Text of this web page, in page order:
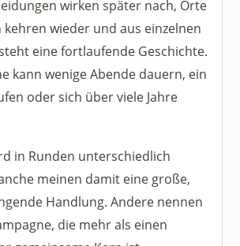
wirken später nach, Orte
wieder und aus einzelnen
eine fortlaufende Geschichte.
kann wenige Abende dauern, ein
oder sich über viele Jahre
in Runden unterschiedlich
meinen damit eine große,
Handlung. Andere nennen
die mehr als einen